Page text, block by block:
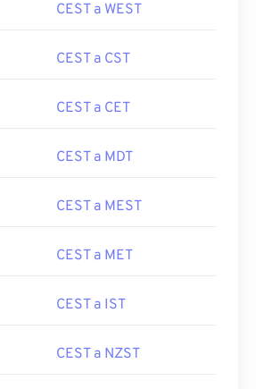
CEST a WEST
CEST a CST
CEST a CET
CEST a MDT
CEST a MEST
CEST a MET
CEST a IST
CEST a NZST